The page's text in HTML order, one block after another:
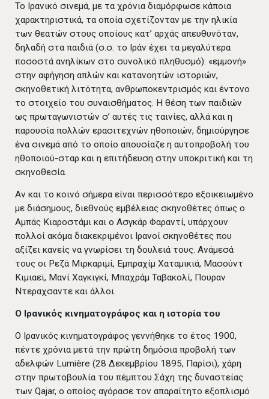
Το Ιρανικό σινεμά, με τα χρόνια διαμόρφωσε κάποια
χαρακτηριστικά, τα οποία σχετίζονταν με την ηλικία
των θεατών στους οποίους κατ’ αρχάς απευθυνόταν,
δηλαδή στα παιδιά (σ.σ. το Ιράν έχει τα μεγαλύτερα
ποσοστά ανηλίκων στο συνολικό πληθυσμό): «εμμονή»
στην αφήγηση απλών και κατανοητών ιστοριών,
σκηνοθετική λιτότητα, ανθρωποκεντρισμός και έντονο
το στοιχείο του συναισθήματος. Η θέση των παιδιών
ως πρωταγωνιστών σ’ αυτές τις ταινίες, αλλά και η
παρουσία πολλών ερασιτεχνών ηθοποιών, δημιούργησε
ένα σινεμά από το οποίο απουσίαζε η αυτοπροβολή του
ηθοποιού-σταρ και η επιτήδευση στην υποκριτική και τη
σκηνοθεσία.
Αν και το κοινό σήμερα είναι περισσότερο εξοικειωμένο
με διάσημους, διεθνούς εμβέλειας σκηνοθέτες όπως ο
Αμπάς Κιαροστάμι και ο Ασγκάρ Φαραντί, υπάρχουν
πολλοί ακόμα διακεκριμένοι Ιρανοί σκηνοθέτες που
αξίζει κανείς να γνωρίσει τη δουλειά τους. Ανάμεσά
τους οι Ρεζά Μιρκαριμί, Εμπραχίμ Χαταμικιά, Μασούντ
Κιμιαεϊ, Μανί Χαγκιγκί, Μπαχράμ Ταβακολί, Πουραν
Ντεραχσαντε και άλλοι.
Ο Ιρανικός κινηματογράφος και η ιστορία του
Ο Ιρανικός κινηματογράφος γεννήθηκε το έτος 1900,
πέντε χρόνια μετά την πρώτη δημόσια προβολή των
αδελφών Lumière (28 Δεκεμβρίου 1895, Παρίσι), χάρη
στην πρωτοβουλία του πέμπτου Σάχη της δυναστείας
των Qajar, ο οποίος αγόρασε τον απαραίτητο εξοπλισμό